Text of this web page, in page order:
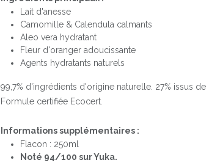
Lait d'anesse
Camomille & Calendula calmants
Aleo vera hydratant
Fleur d'oranger adoucissante
Agents hydratants naturels
99,7% d'ingrédients d'origine naturelle. 27% issus
Formule certifiée Ecocert.
Informations supplémentaires :
Flacon : 250ml
Noté 94/100 sur Yuka.